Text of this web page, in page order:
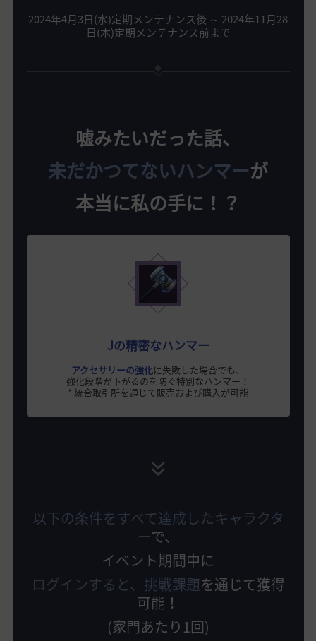
2024年4月3日(水)定期メンテナンス後 ～ 2024年11月28
日(木)定期メンテナンス前まで
嘘みたいだった話、
未だかつてないハンマーが
本当に私の手に！？
Jの精密なハンマー
アクセサリーの強化に失敗した場合でも、
強化段階が下がるのを防ぐ特別なハンマー！
* 統合取引所を通じて販売および購入が可能
以下の条件をすべて達成したキャラクタ
ーで、
イベント期間中に
ログインすると、挑戦課題を通じて獲得
可能！
(家門あたり1回)